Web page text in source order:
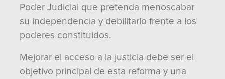
Poder Judicial que pretenda menoscabar
su independencia y debilitarlo frente a los
poderes constituidos.
Mejorar el acceso a la justicia debe ser el
objetivo principal de esta reforma y una